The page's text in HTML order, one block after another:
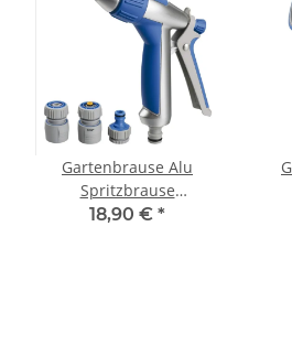
Gartenbrause Alu
Spritzbrause
Sprühpistole stufenlos
18,90 € *